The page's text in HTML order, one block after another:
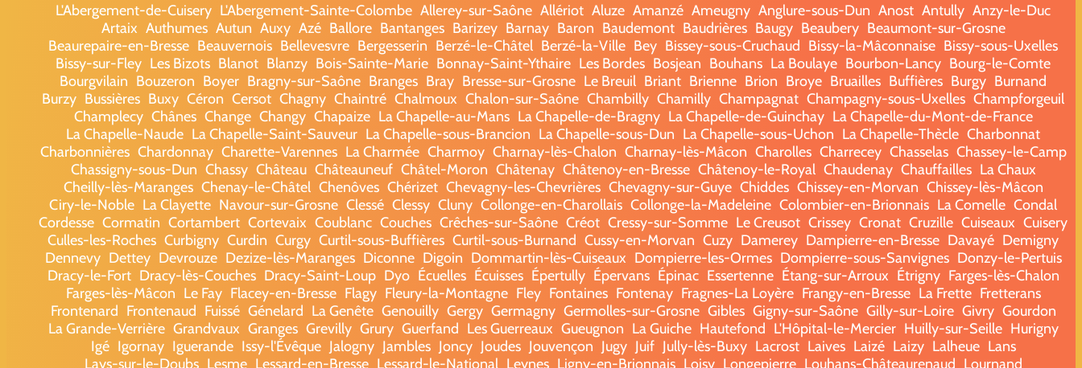
L'Abergement-de-Cuisery L'Abergement-Sainte-Colombe Allerey-sur-Saône Allériot Aluze Amanzé Ameugny Anglure-sous-Dun Anost Antully Anzy-le-Duc
Artaix Authumes Autun Auxy Azé Ballore Bantanges Barizey Barnay Baron Baudemont Baudrières Baugy Beaubery Beaumont-sur-Grosne
Beaurepaire-en-Bresse Beauvernois Bellevesvre Bergesserin Berzé-le-Châtel Berzé-la-Ville Bey Bissey-sous-Cruchaud Bissy-la-Mâconnaise Bissy-sous-Uxelles
Bissy-sur-Fley Les Bizots Blanot Blanzy Bois-Sainte-Marie Bonnay-Saint-Ythaire Les Bordes Bosjean Bouhans La Boulaye Bourbon-Lancy Bourg-le-Comte
Bourgvilain Bouzeron Boyer Bragny-sur-Saône Branges Bray Bresse-sur-Grosne Le Breuil Briant Brienne Brion Broye Bruailles Buffières Burgy Burnand
Burzy Bussières Buxy Céron Cersot Chagny Chaintré Chalmoux Chalon-sur-Saône Chambilly Chamilly Champagnat Champagny-sous-Uxelles Champforgeuil
Champlecy Chânes Change Changy Chapaize La Chapelle-au-Mans La Chapelle-de-Bragny La Chapelle-de-Guinchay La Chapelle-du-Mont-de-France
La Chapelle-Naude La Chapelle-Saint-Sauveur La Chapelle-sous-Brancion La Chapelle-sous-Dun La Chapelle-sous-Uchon La Chapelle-Thècle Charbonnat
Charbonnières Chardonnay Charette-Varennes La Charmée Charmoy Charnay-lès-Chalon Charnay-lès-Mâcon Charolles Charrecey Chasselas Chassey-le-Camp
Chassigny-sous-Dun Chassy Château Châteauneuf Châtel-Moron Châtenay Châtenoy-en-Bresse Châtenoy-le-Royal Chaudenay Chauffailles La Chaux
Cheilly-lès-Maranges Chenay-le-Châtel Chenôves Chérizet Chevagny-les-Chevrières Chevagny-sur-Guye Chiddes Chissey-en-Morvan Chissey-lès-Mâcon
Ciry-le-Noble La Clayette Navour-sur-Grosne Clessé Clessy Cluny Collonge-en-Charollais Collonge-la-Madeleine Colombier-en-Brionnais La Comelle Condal
Cordesse Cormatin Cortambert Cortevaix Coublanc Couches Crêches-sur-Saône Créot Cressy-sur-Somme Le Creusot Crissey Cronat Cruzille Cuiseaux Cuisery
Culles-les-Roches Curbigny Curdin Curgy Curtil-sous-Buffières Curtil-sous-Burnand Cussy-en-Morvan Cuzy Damerey Dampierre-en-Bresse Davayé Demigny
Dennevy Dettey Devrouze Dezize-lès-Maranges Diconne Digoin Dommartin-lès-Cuiseaux Dompierre-les-Ormes Dompierre-sous-Sanvignes Donzy-le-Pertuis
Dracy-le-Fort Dracy-lès-Couches Dracy-Saint-Loup Dyo Écuelles Écuisses Épertully Épervans Épinac Essertenne Étang-sur-Arroux Étrigny Farges-lès-Chalon
Farges-lès-Mâcon Le Fay Flacey-en-Bresse Flagy Fleury-la-Montagne Fley Fontaines Fontenay Fragnes-La Loyère Frangy-en-Bresse La Frette Fretterans
Frontenard Frontenaud Fuissé Génelard La Genête Genouilly Gergy Germagny Germolles-sur-Grosne Gibles Gigny-sur-Saône Gilly-sur-Loire Givry Gourdon
La Grande-Verrière Grandvaux Granges Grevilly Grury Guerfand Les Guerreaux Gueugnon La Guiche Hautefond L'Hôpital-le-Mercier Huilly-sur-Seille Hurigny
Igé Igornay Iguerande Issy-l'Évêque Jalogny Jambles Joncy Joudes Jouvençon Jugy Juif Jully-lès-Buxy Lacrost Laives Laizé Laizy Lalheue Lans
Lays-sur-le-Doubs Lesme Lessard-en-Bresse Lessard-le-National Leynes Ligny-en-Brionnais Loisy Longepierre Louhans-Châteaurenaud Lournand